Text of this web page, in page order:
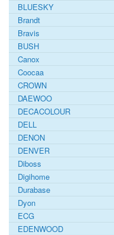
BLUESKY
Brandt
Bravis
BUSH
Canox
Coocaa
CROWN
DAEWOO
DECACOLOUR
DELL
DENON
DENVER
Diboss
Digihome
Durabase
Dyon
ECG
EDENWOOD